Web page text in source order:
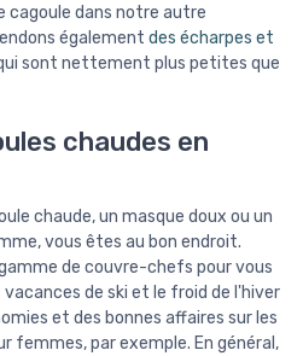
cagoule dans notre autre
également des écharpes et
sont nettement plus petites que
chaudes en
chaude, un masque doux ou un
vous êtes au bon endroit.
de couvre-chefs pour vous
de ski et le froid de l'hiver
et des bonnes affaires sur les
femmes, par exemple. En général,